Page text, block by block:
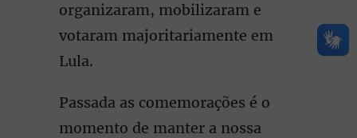
organizaram, mobilizaram e
votaram majoritariamente em
Lula.
Passada as comemorações é o
momento de manter a nossa